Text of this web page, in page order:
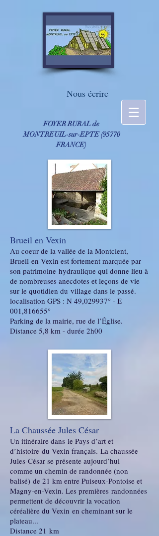
Nous écrire
FOYER RURAL de
MONTREUIL-sur-EPTE ​(95770
FRANCE)
Brueil en Vexin
Au coeur de la vallée de la Montcient,
Brueil-en-Vexin est fortement marquée par
son patrimoine hydraulique qui donne lieu à
de nombreuses anecdotes et leçons de vie
sur le quotidien du village dans le passé.
localisation GPS : N 49,029937° - E
001,816655°
Parking de la mairie, rue de l’Église.
Distance 5,8 km - durée 2h00
La Chaussée Jules César
Un itinéraire dans le Pays d’art et
d’histoire du Vexin français. La chaussée
Jules-César se présente aujourd’hui
comme un chemin de randonnée (non
balisé) de 21 km entre Puiseux-Pontoise et
Magny-en-Vexin. Les premières randonnées
permettent de découvrir la vocation
céréalière du Vexin en cheminant sur le
plateau...
Distance 21 km